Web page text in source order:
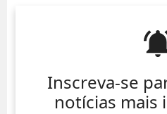
Inscreva-se
notícias mais